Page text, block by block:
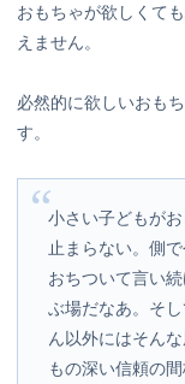
おもちゃが欲しくて
えません。
必然的に欲しいおも
す。
小さい子どもが
止まらない。側
おちついて言い
ぶ場だなあ。そ
ん以外にはそん
もの深い信頼の間